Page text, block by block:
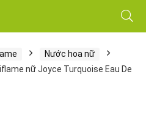
Nước hoa nữ
nữ Joyce Turquoise Eau De